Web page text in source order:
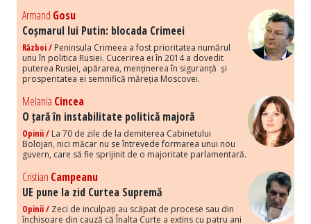
Armand Gosu
Coșmarul lui Putin: blocada Crimeei
Război / Peninsula Crimeea a fost prioritatea numărul
unu în politica Rusiei. Cucerirea ei în 2014 a dovedit
puterea Rusiei, apărarea, menținerea în siguranță și
prosperitatea ei semnifică măreția Moscovei.
Melania Cincea
O țară în instabilitate politică majoră
Opinii / La 70 de zile de la demiterea Cabinetului
Bolojan, nici măcar nu se întrevede formarea unui nou
guvern, care să fie sprijinit de o majoritate parlamentară.
Cristian Campeanu
UE pune la zid Curtea Supremă
Opinii / Zeci de inculpați au scăpat de procese sau din
închisoare din cauză că Înalta Curte a extins cu patru ani